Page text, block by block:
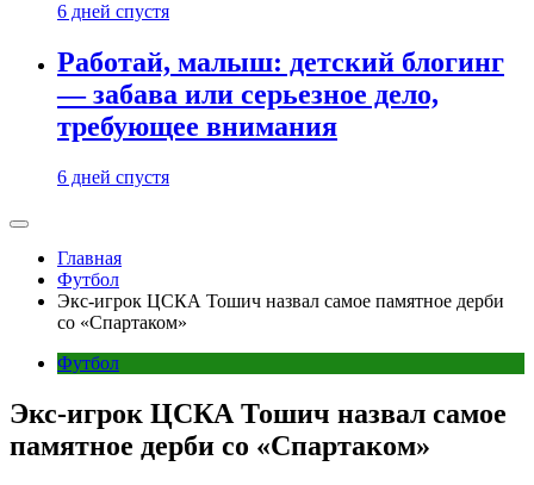
6 дней спустя
Работай, малыш: детский блогинг
— забава или серьезное дело,
требующее внимания
6 дней спустя
Главная
Футбол
Экс-игрок ЦСКА Тошич назвал самое памятное дерби
со «Спартаком»
Футбол
Экс-игрок ЦСКА Тошич назвал самое
памятное дерби со «Спартаком»